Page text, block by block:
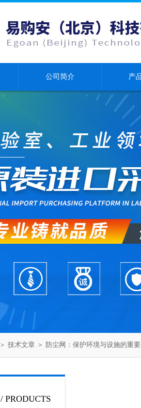
公司简介 产
＞ 技术文章 ＞ 防尘网：保护环境与设施的重
/ PRODUCTS